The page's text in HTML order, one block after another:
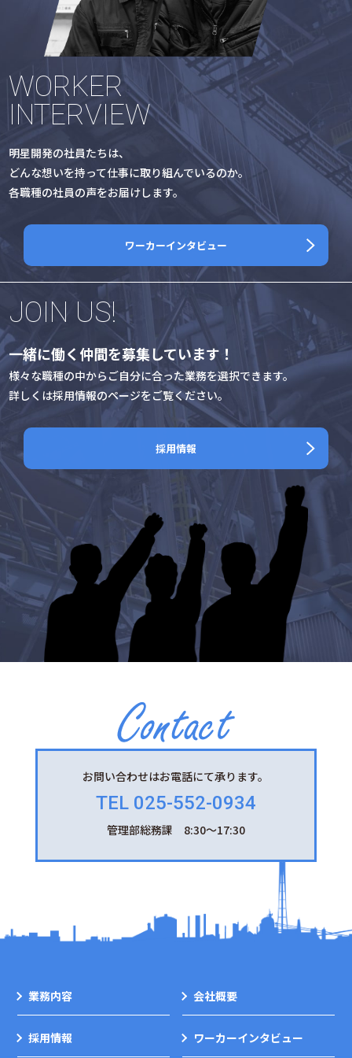
WORKER
INTERVIEW
明星開発の社員たちは、
どんな想いを持って仕事に取り組んでいるのか。
各職種の社員の声をお届けします。
ワーカーインタビュー
JOIN US!
一緒に働く仲間を募集しています！
様々な職種の中からご自分に合った業務を選択できます。
詳しくは採用情報のページをご覧ください。
採用情報
お問い合わせはお電話にて承ります。
TEL 025-552-0934
管理部総務課 8:30～17:30
業務内容 会社概要
採用情報 ワーカーインタビュー